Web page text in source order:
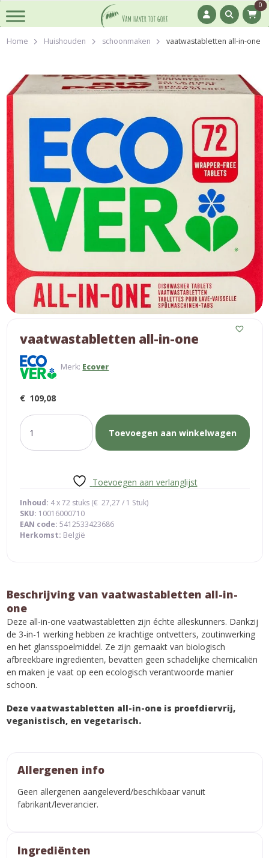
0
Home Huishouden schoonmaken vaatwastabletten all-in-one
vaatwastabletten all-in-one
Merk: Ecover
€ 109,08
vaatwastabletten
all-
in-
Toevoegen aan winkelwagen
Toevoegen aan verlanglijst
Inhoud: 4 x 72 stuks (€ 27,27 / 1 Stuk)
SKU: 10016000710
EAN code: 5412533423686
Herkomst: België
Beschrijving van vaatwastabletten all-in-
one
Deze all-in-one vaatwastabletten zijn échte alleskunners. Dankzij
de 3-in-1 werking hebben ze krachtige ontvetters, zoutinwerking
en het glansspoelmiddel. Ze zijn gemaakt van biologisch
afbreekbare ingrediënten, bevatten geen schadelijke chemicaliën
en maken je vaat op een ecologisch verantwoorde manier
schoon.
Deze vaatwastabletten all-in-one is proefdiervrij,
veganistisch, en vegetarisch.
Allergenen info
Geen allergenen aangeleverd/beschikbaar vanuit
fabrikant/leverancier.
Ingrediënten